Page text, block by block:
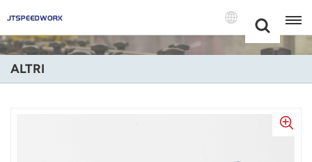
+86 -18681515767
English
ALTRI